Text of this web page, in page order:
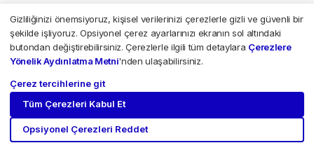
Kurumsal
Hakkımızda
Künye
İletişim
BTCHaber TV
Kripto Paralar
Paribu - Piyasalar
Paribu Custody
Bitcoin
2026 © Tüm hakları saklıdır.
BTCHaber.com Kriptomeda Yayıncılık A.Ş.'ye aittir.
Gizliliğinizi önemsiyoruz, kişisel verilerinizi çerezlerle gizli ve güvenli bir
şekilde işliyoruz. Opsiyonel çerez ayarlarınızı ekranın sol altındaki
butondan değiştirebilirsiniz. Çerezlerle ilgili tüm detaylara Çerezlere
Yönelik Aydınlatma Metni'nden ulaşabilirsiniz.
Çerez tercihlerine git
Tüm Çerezleri Kabul Et
Opsiyonel Çerezleri Reddet